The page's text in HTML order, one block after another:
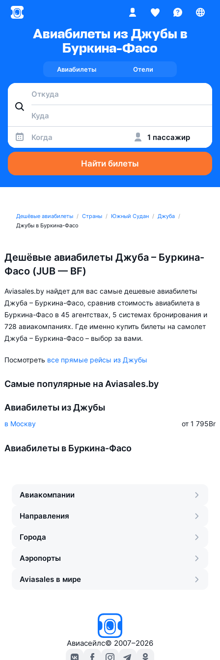
Авиабилеты из Джубы в
Буркина-Фасо
Авиабилеты Отели
Когда 1 пассажир
Найти билеты
Дешёвые авиабилеты Страны Южный Судан
Джуба
Джубы в Буркина-Фасо
Дешёвые авиабилеты Джуба – Буркина-
Фасо (JUB — BF)
Aviasales.by найдет для вас самые дешевые авиабилеты
Джуба – Буркина-Фасо, сравнив стоимость авиабилета в
Буркина-Фасо в 45 агентствах, 5 системах бронирования и
728 авиакомпаниях. Где именно купить билеты на самолет
Джуба – Буркина-Фасо – выбор за вами.
Посмотреть все прямые рейсы из Джубы
Самые популярные на Aviasales.by
Авиабилеты из Джубы
в Москву от 1 795Br
Авиабилеты в Буркина-Фасо
Авиакомпании
Направления
Города
Аэропорты
Aviasales в мире
Авиасейлс© 2007–2026